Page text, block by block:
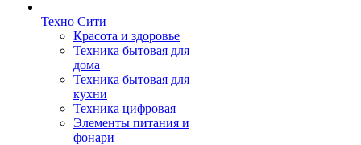
Техно Сити
Красота и здоровье
Техника бытовая для
дома
Техника бытовая для
кухни
Техника цифровая
Элементы питания и
фонари